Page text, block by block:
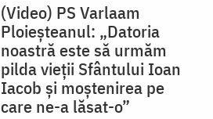
(Video) PS Varlaam
Ploieșteanul: „Datoria
noastră este să urmăm
pilda vieții Sfântului Ioan
Iacob și moștenirea pe
care ne-a lăsat-o”